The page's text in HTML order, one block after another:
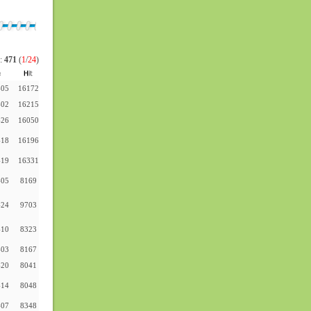
471 (1/24)
16172
16215
16050
16196
16331
8169
9703
8323
8167
8041
8048
8348